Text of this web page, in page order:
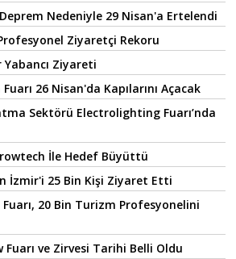
Nedeniyle 29 Nisan'a Ertelendi
Ziyaretçi Rekoru
Yabancı Ziyareti
26 Nisan'da Kapılarını Açacak
Sektörü Electrolighting Fuarı’nda
İle Hedef Büyüttü
İzmir'i 25 Bin Kişi Ziyaret Etti
20 Bin Turizm Profesyonelini
ve Zirvesi Tarihi Belli Oldu